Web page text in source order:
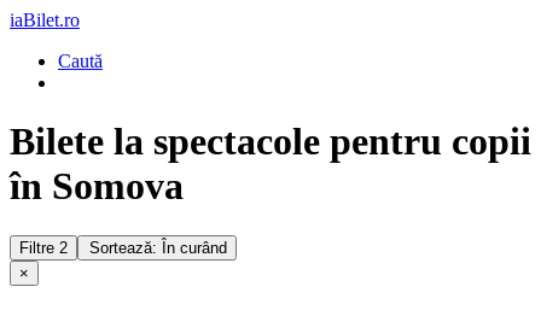
iaBilet.ro
Caută
Bilete la spectacole pentru copii
în Somova
Filtre 2
Sortează: În curând
×